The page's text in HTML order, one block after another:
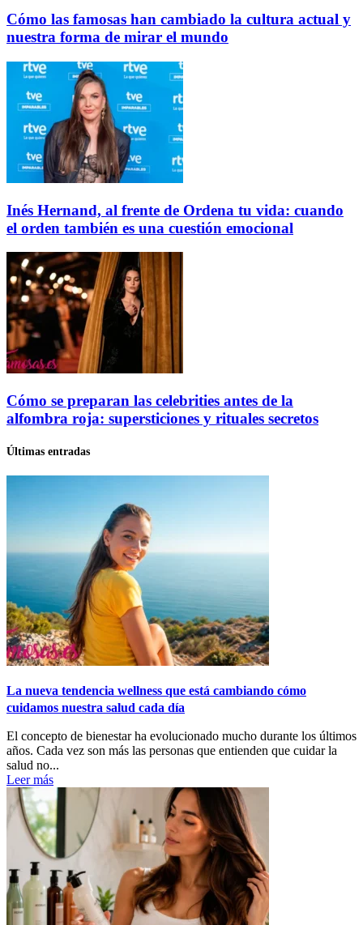
Cómo las famosas han cambiado la cultura actual y
nuestra forma de mirar el mundo
Inés Hernand, al frente de Ordena tu vida: cuando
el orden también es una cuestión emocional
Cómo se preparan las celebrities antes de la
alfombra roja: supersticiones y rituales secretos
Últimas entradas
La nueva tendencia wellness que está cambiando cómo
cuidamos nuestra salud cada día
El concepto de bienestar ha evolucionado mucho durante los últimos
años. Cada vez son más las personas que entienden que cuidar la
salud no...
Leer más